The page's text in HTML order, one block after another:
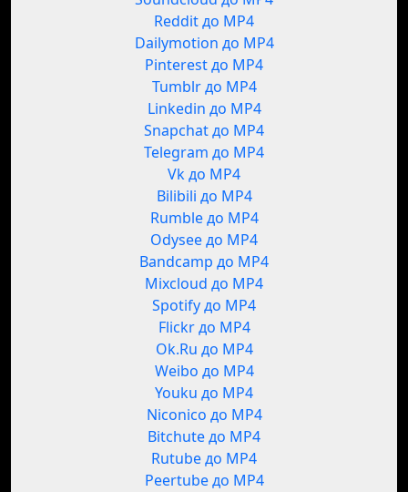
Reddit до MP4
Dailymotion до MP4
Pinterest до MP4
Tumblr до MP4
Linkedin до MP4
Snapchat до MP4
Telegram до MP4
Vk до MP4
Bilibili до MP4
Rumble до MP4
Odysee до MP4
Bandcamp до MP4
Mixcloud до MP4
Spotify до MP4
Flickr до MP4
Ok.Ru до MP4
Weibo до MP4
Youku до MP4
Niconico до MP4
Bitchute до MP4
Rutube до MP4
Peertube до MP4